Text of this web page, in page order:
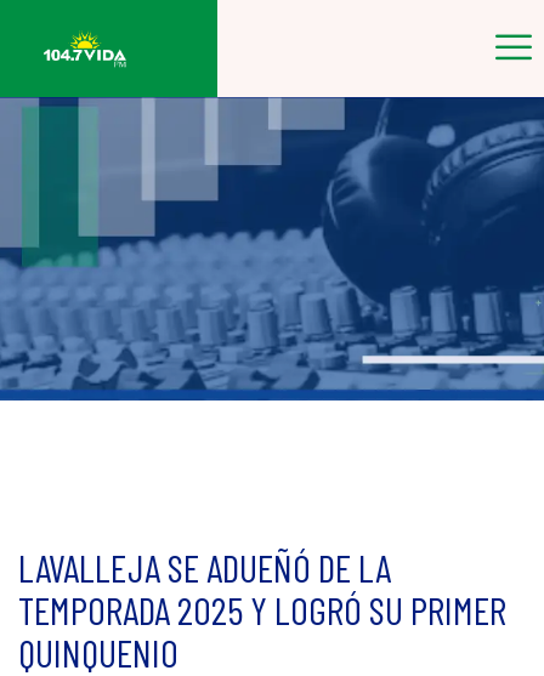
LAVALLEJA SE ADUEÑÓ DE LA
TEMPORADA 2025 Y LOGRÓ SU PRIMER
QUINQUENIO